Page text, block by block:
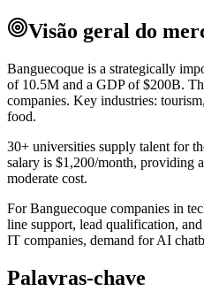
Visão geral do
Banguecoque is a strategically
of 10.5M and a GDP of $200B.
companies. Key industries:
food.
30+ universities supply talent for
salary is $1,200/month, providing
moderate cost.
For Banguecoque companies in
line support, lead qualification,
IT companies, demand for AI
Palavras-chave